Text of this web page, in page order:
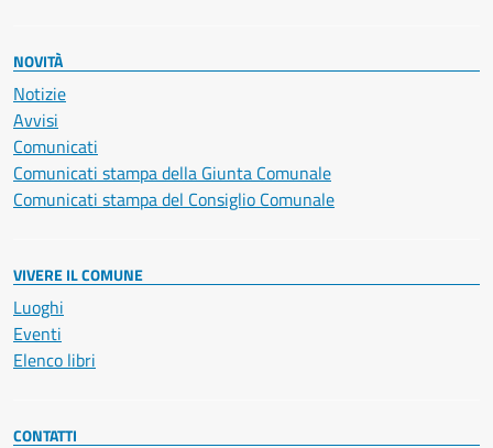
NOVITÀ
Notizie
Avvisi
Comunicati
Comunicati stampa della Giunta Comunale
Comunicati stampa del Consiglio Comunale
VIVERE IL COMUNE
Luoghi
Eventi
Elenco libri
CONTATTI